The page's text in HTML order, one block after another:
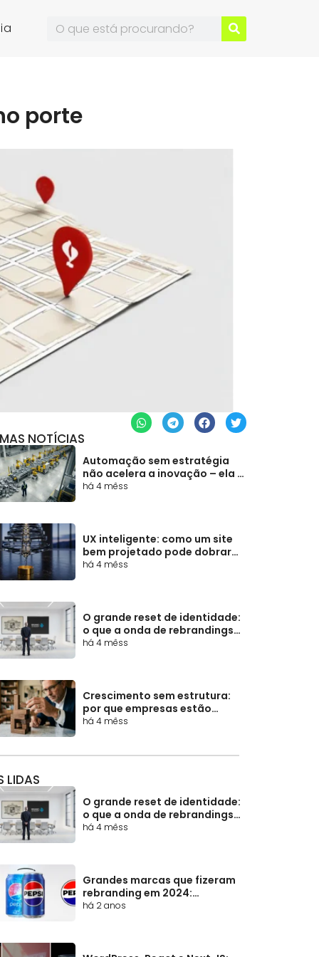
porte
NOTÍCIAS
Automação sem estratégia
não acelera a inovação – ela a
congela
há 4 mêss
UX inteligente: como um site
bem projetado pode dobrar
suas conversões sem
há 4 mêss
O grande reset de identidade:
o que a onda de rebrandings
em 2025-2026 revela sobre o
há 4 mêss
Crescimento sem estrutura:
por que empresas estão
escalando receita, mas
há 4 mêss
LIDAS
O grande reset de identidade:
o que a onda de rebrandings
em 2025-2026 revela sobre o
há 4 mêss
Grandes marcas que fizeram
rebranding em 2024:
mudanças, estratégias e
há 2 anos